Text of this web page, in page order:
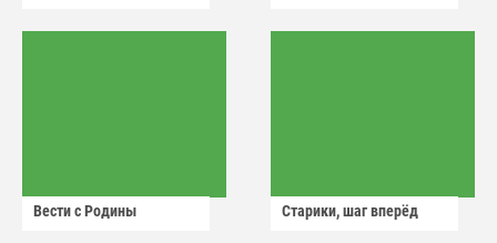
Вести с Родины Старики, шаг вперёд